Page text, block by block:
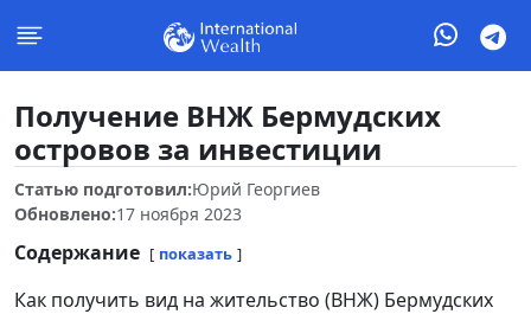
Получение ВНЖ Бермудских
островов за инвестиции
Статью подготовил:Юрий Георгиев
Обновлено:17 ноября 2023
Содержание показать
Как получить вид на жительство (ВНЖ) Бермудских